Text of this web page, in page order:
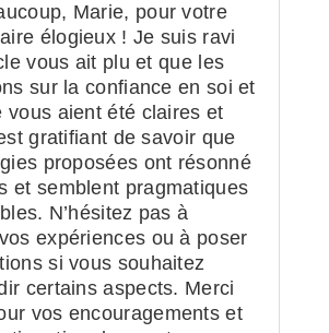
Marie, pour votre
élogieux ! Je suis ravi
vous ait plu et que les
sur la confiance en soi et
vous aient été claires et
gratifiant de savoir que
proposées ont résonné
et semblent pragmatiques
N’hésitez pas à
expériences ou à poser
si vous souhaitez
certains aspects. Merci
vos encouragements et